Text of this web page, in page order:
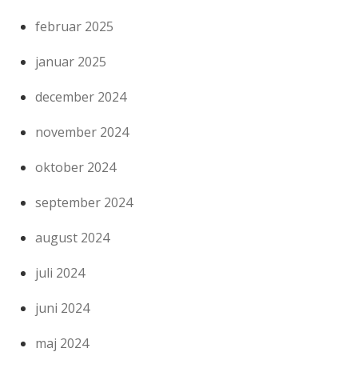
februar 2025
januar 2025
december 2024
november 2024
oktober 2024
september 2024
august 2024
juli 2024
juni 2024
maj 2024